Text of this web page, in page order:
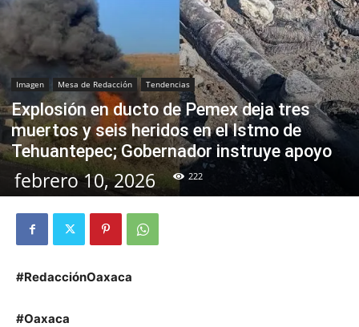
Oaxaca
Imagen Mesa de Redacción Tendencias
Explosión en ducto de Pemex deja tres
muertos y seis heridos en el Istmo de
Tehuantepec; Gobernador instruye apoyo
febrero 10, 2026 222
#RedacciónOaxaca
#Oaxaca